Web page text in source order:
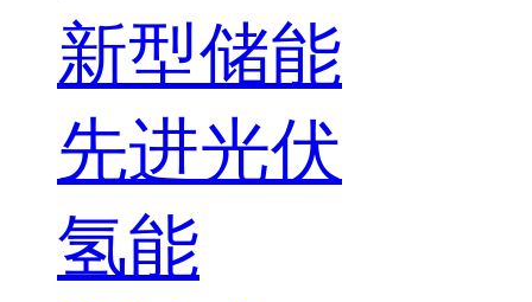
新型储能
先进光伏
氢能